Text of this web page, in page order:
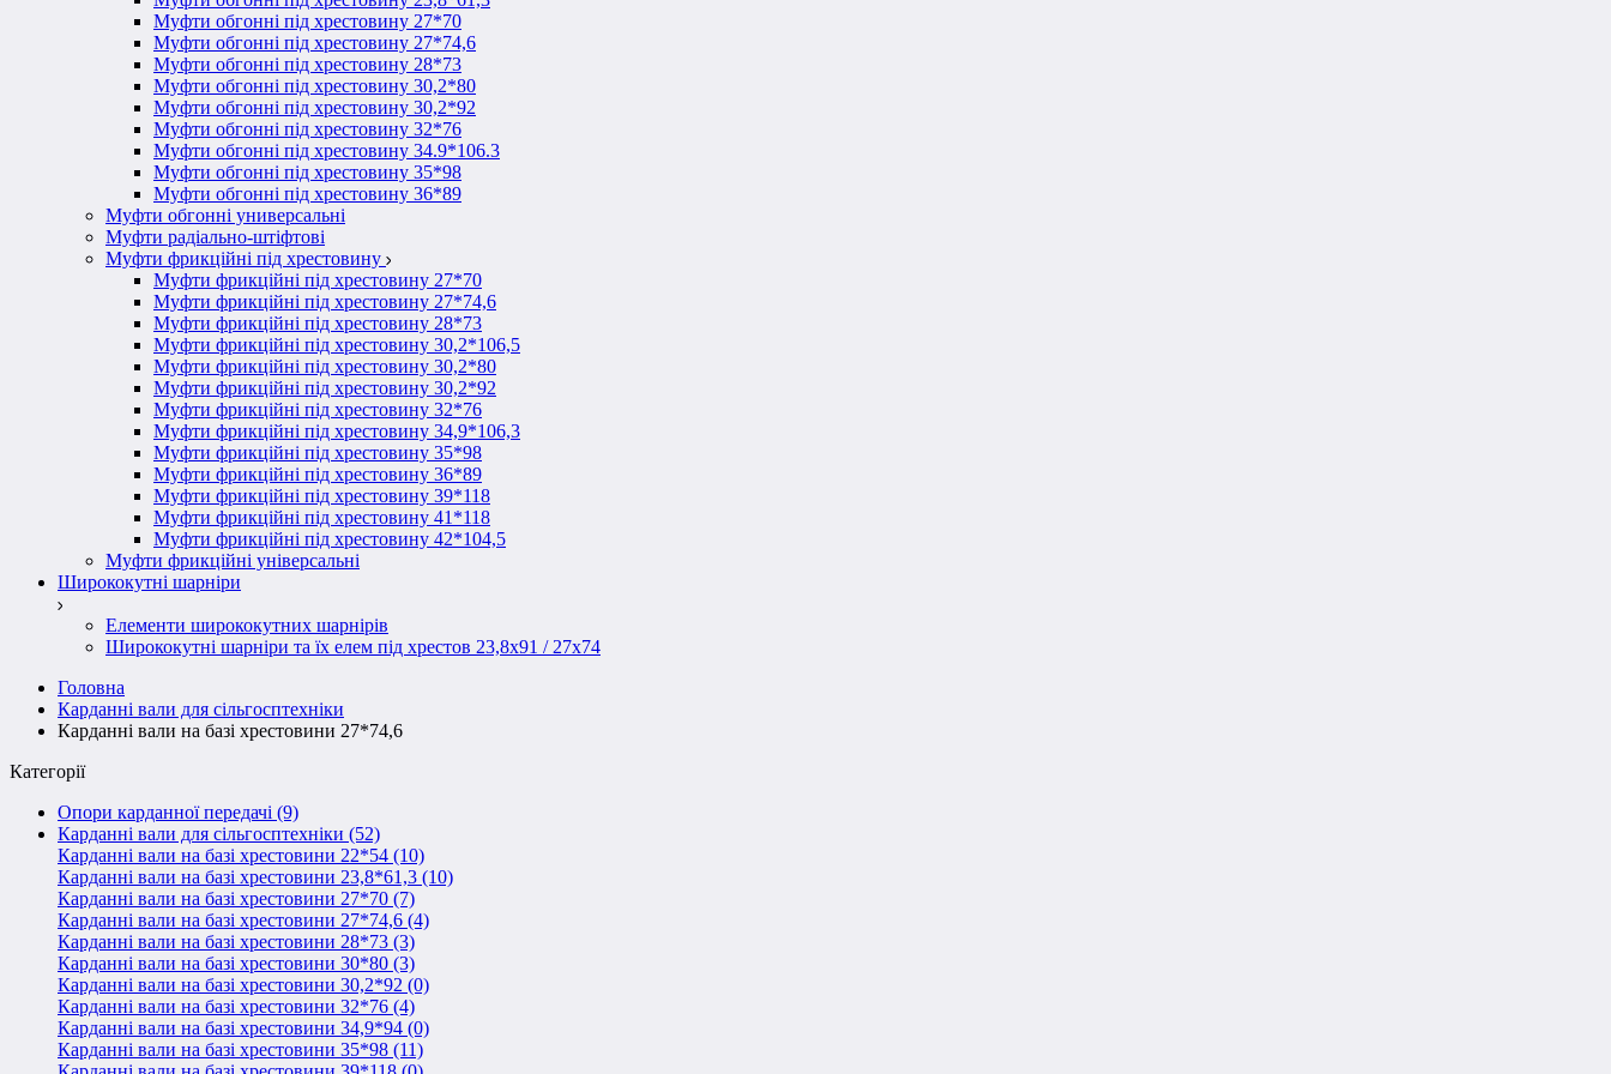
Муфти обгонні під хрестовину 27*70
Муфти обгонні під хрестовину 27*74,6
Муфти обгонні під хрестовину 28*73
Муфти обгонні під хрестовину 30,2*80
Муфти обгонні під хрестовину 30,2*92
Муфти обгонні під хрестовину 32*76
Муфти обгонні під хрестовину 34.9*106.3
Муфти обгонні під хрестовину 35*98
Муфти обгонні під хрестовину 36*89
Муфти обгонні универсальні
Муфти радіально-штіфтові
Муфти фрикційні під хрестовину
Муфти фрикційні під хрестовину 27*70
Муфти фрикційні під хрестовину 27*74,6
Муфти фрикційні під хрестовину 28*73
Муфти фрикційні під хрестовину 30,2*106,5
Муфти фрикційні під хрестовину 30,2*80
Муфти фрикційні під хрестовину 30,2*92
Муфти фрикційні під хрестовину 32*76
Муфти фрикційні під хрестовину 34,9*106,3
Муфти фрикційні під хрестовину 35*98
Муфти фрикційні під хрестовину 36*89
Муфти фрикційні під хрестовину 39*118
Муфти фрикційні під хрестовину 41*118
Муфти фрикційні під хрестовину 42*104,5
Муфти фрикційні універсальні
Ширококутні шарніри
Елементи ширококутних шарнірів
Ширококутні шарніри та їх елем під хрестов 23,8х91 / 27x74
Головна
Карданні вали для сільгосптехніки
Карданні вали на базі хрестовини 27*74,6
Категорії
Опори карданної передачі (9)
Карданні вали для сільгосптехніки (52)
Карданні вали на базі хрестовини 22*54 (10)
Карданні вали на базі хрестовини 23,8*61,3 (10)
Карданні вали на базі хрестовини 27*70 (7)
Карданні вали на базі хрестовини 27*74,6 (4)
Карданні вали на базі хрестовини 28*73 (3)
Карданні вали на базі хрестовини 30*80 (3)
Карданні вали на базі хрестовини 30,2*92 (0)
Карданні вали на базі хрестовини 32*76 (4)
Карданні вали на базі хрестовини 34,9*94 (0)
Карданні вали на базі хрестовини 35*98 (11)